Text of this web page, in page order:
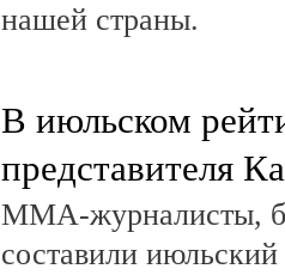
нашей страны.
В июльском
представителя
ММА-журналисты,
составили